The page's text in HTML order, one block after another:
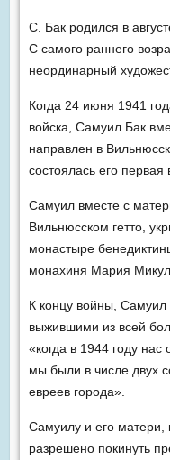
С. Бак родился в
С самого раннего
неординарный
Когда 24 июня 1941
войска, Самуил Бак
направлен в
состоялась его первая
Самуил вместе с
Вильнюсском гетто,
монастыре
монахиня Мария
К концу войны,
выжившими из всей
«когда в 1944 году
мы были в числе двух
евреев города».
Самуилу и его матери,
разрешено покинуть